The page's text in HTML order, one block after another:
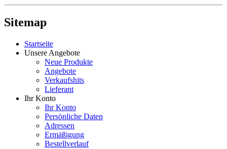
Sitemap
Startseite
Unsere Angebote
Neue Produkte
Angebote
Verkaufshits
Lieferant
Ihr Konto
Ihr Konto
Persönliche Daten
Adressen
Ermäßigung
Bestellverlauf